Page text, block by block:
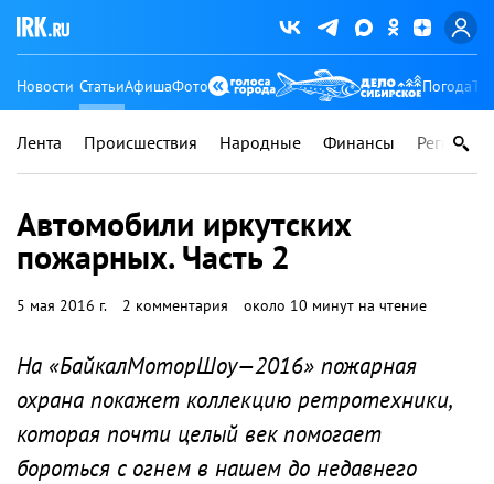
Новости СтатьиАфишаФото Погода
Лента Происшествия Народные Финансы Регионы
Автомобили иркутских
пожарных. Часть 2
5 мая 2016 г. 2 комментария около 10 минут на чтение
На «БайкалМоторШоу—2016» пожарная
охрана покажет коллекцию ретротехники,
которая почти целый век помогает
бороться с огнем в нашем до недавнего